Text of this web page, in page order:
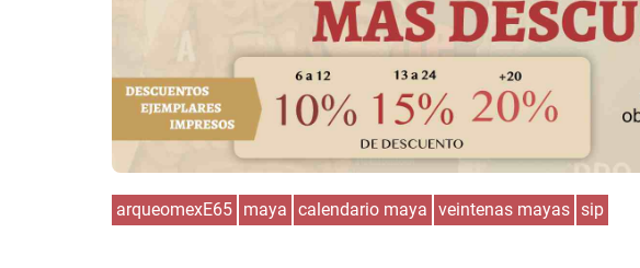
arqueomexE65 maya calendario maya veintenas mayas sip